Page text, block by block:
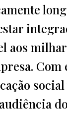
aos
Com